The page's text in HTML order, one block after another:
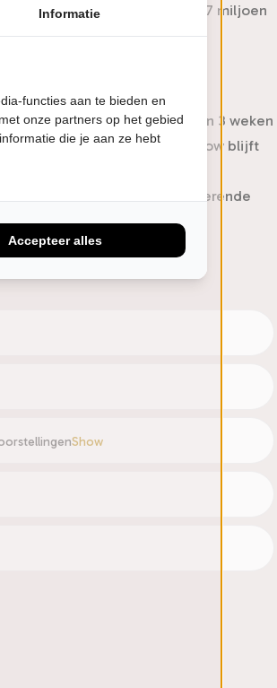
25 jaar hebben al meer dan 7 miljoen
opgezet voor een tour van 3 weken
werelddelen. Deze show blijft
de regisseur/producent,
zodat regelmatig terugkerende
Show
Informatie
functies aan te bieden en
onze partners op het gebied
die je aan ze hebt
Accepteer alles